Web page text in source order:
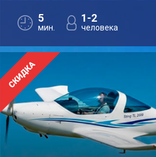
5
мин.
1-2
человека